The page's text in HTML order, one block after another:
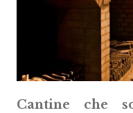
Cantine che